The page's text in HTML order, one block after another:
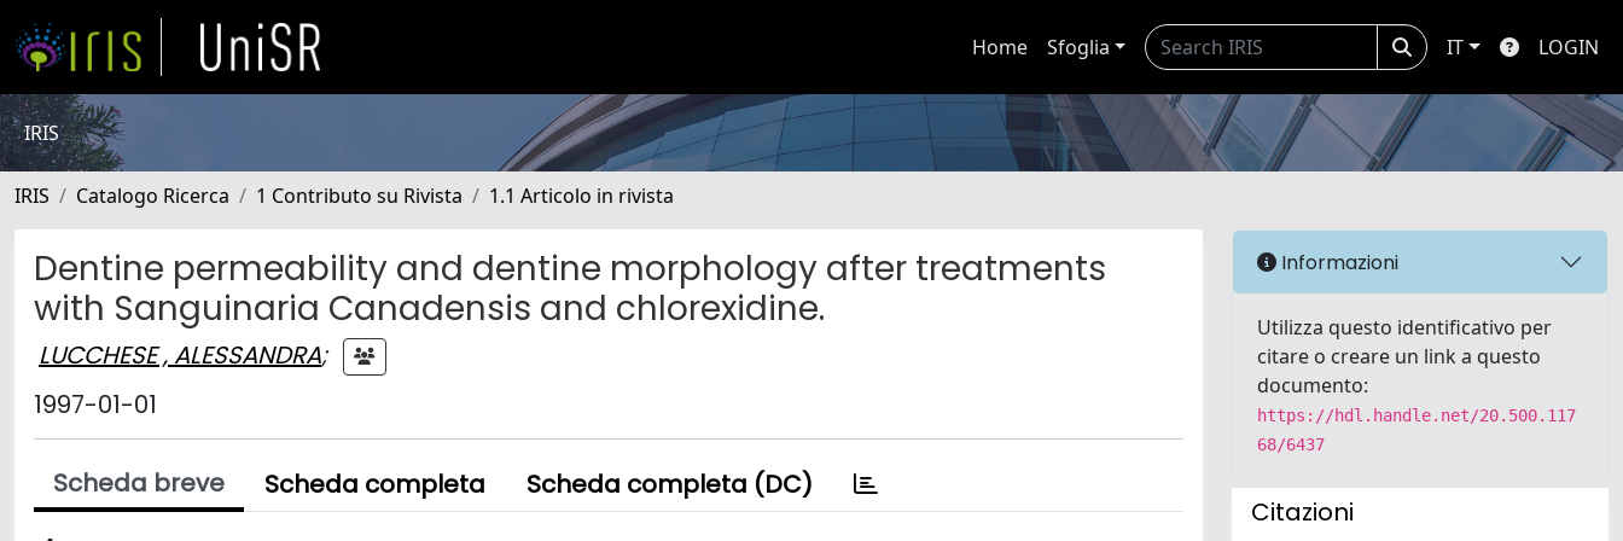
Home Sfoglia IT LOGIN
IRIS
IRIS Catalogo Ricerca 1 Contributo su Rivista 1.1 Articolo in rivista
Dentine permeability and dentine morphology after treatments
with Sanguinaria Canadensis and chlorexidine.
LUCCHESE , ALESSANDRA;
1997-01-01
Scheda breve Scheda completa Scheda completa (DC)
Informazioni
Utilizza questo identificativo per
citare o creare un link a questo
documento:
https://hdl.handle.net/20.500.117
68/6437
Citazioni